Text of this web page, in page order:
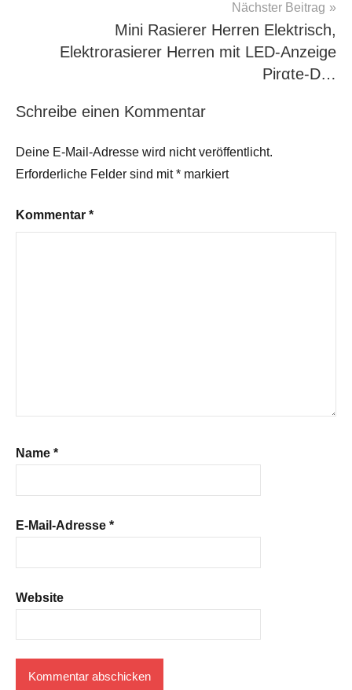
Nächster Beitrag
Mini Rasierer Herren Elektrisch,
Elektrorasierer Herren mit LED-Anzeige
Pirαtе-D…
Schreibe einen Kommentar
Deine E-Mail-Adresse wird nicht veröffentlicht.
Erforderliche Felder sind mit* markiert
Kommentar *
Name *
E-Mail-Adresse *
Website